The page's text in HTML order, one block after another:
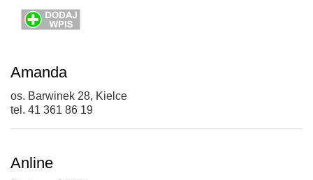
Amanda
os. Barwinek 28, Kielce
tel. 41 361 86 19
Anline